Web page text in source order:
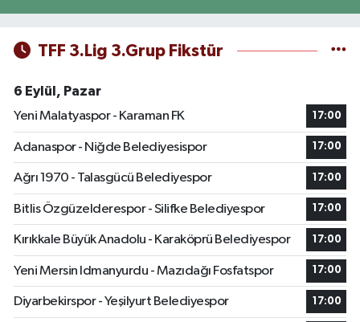
TFF 3.Lig 3.Grup Fikstür
6 Eylül, Pazar
Yeni Malatyaspor - Karaman FK
17:00
Adanaspor - Niğde Belediyesispor 17:00
Ağrı 1970 - Talasgücü Belediyespor 17:00
Bitlis Özgüzelderespor - Silifke Belediyespor 17:00
Kırıkkale Büyük Anadolu - Karaköprü Belediyespor 17:00
Yeni Mersin Idmanyurdu - Mazıdağı Fosfatspor 17:00
Diyarbekirspor - Yeşilyurt Belediyespor 17:00